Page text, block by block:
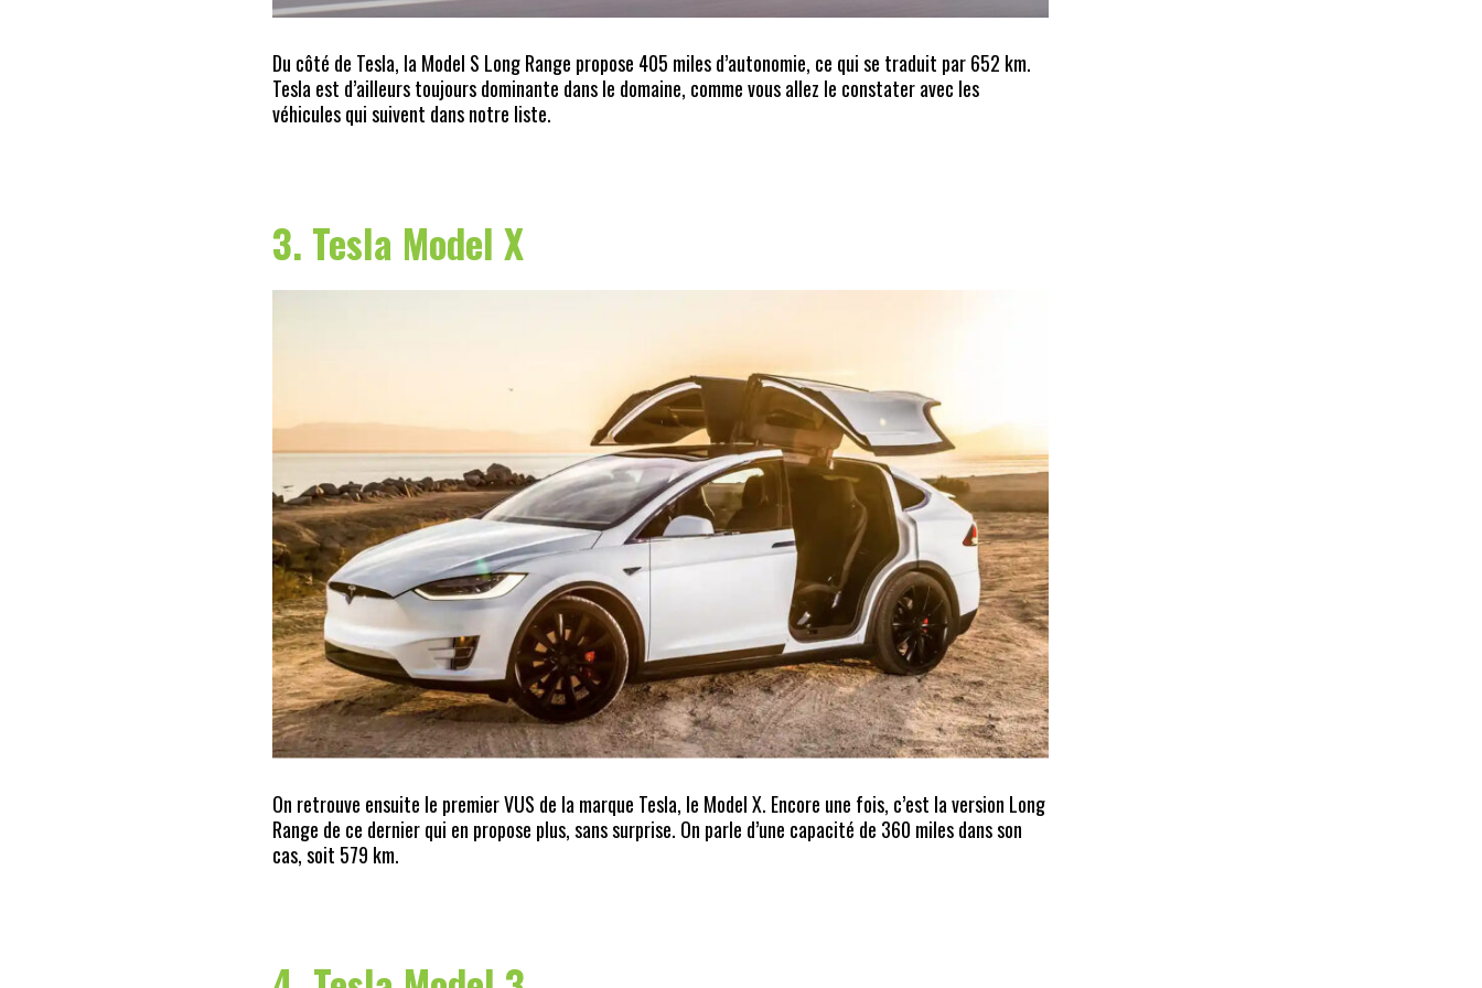
Du côté de Tesla, la Model S Long Range propose 405 miles d’autonomie, ce qui se traduit par 652 km.
Tesla est d’ailleurs toujours dominante dans le domaine, comme vous allez le constater avec les
véhicules qui suivent dans notre liste.
3. Tesla Model X
On retrouve ensuite le premier VUS de la marque Tesla, le Model X. Encore une fois, c’est la version Long
Range de ce dernier qui en propose plus, sans surprise. On parle d’une capacité de 360 miles dans son
cas, soit 579 km.